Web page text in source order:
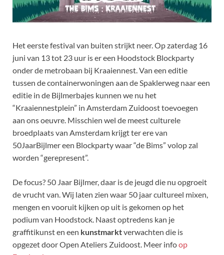
Het eerste festival van buiten strijkt neer. Op zaterdag 16
juni van 13 tot 23 uur is er een Hoodstock Blockparty
onder de metrobaan bij Kraaiennest. Van een editie
tussen de containerwoningen aan de Spaklerweg naar een
editie in de Bijlmerbajes kunnen we nu het
“Kraaiennestplein” in Amsterdam Zuidoost toevoegen
aan ons oeuvre. Misschien wel de meest culturele
broedplaats van Amsterdam krijgt ter ere van
50JaarBijlmer een Blockparty waar “de Bims” volop zal
worden “gerepresent”.
De focus? 50 Jaar Bijlmer, daar is de jeugd die nu opgroeit
de vrucht van. Wij laten zien waar 50 jaar cultureel mixen,
mengen en vooruit kijken op uit is gekomen op het
podium van Hoodstock. Naast optredens kan je
graffitikunst en een kunstmarktverwachten die is
opgezet door Open Ateliers Zuidoost. Meer infoop